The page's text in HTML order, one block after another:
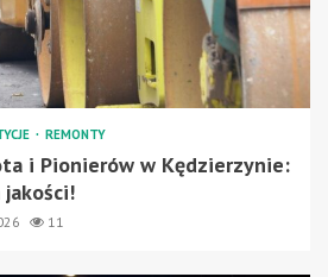
REMONTY
i Pionierów w Kędzierzynie:
11